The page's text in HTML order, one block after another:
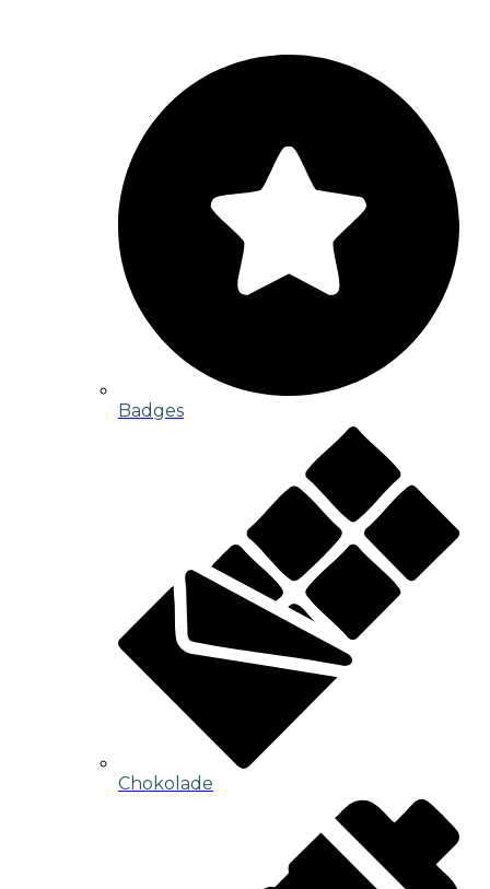
Badges
Chokolade